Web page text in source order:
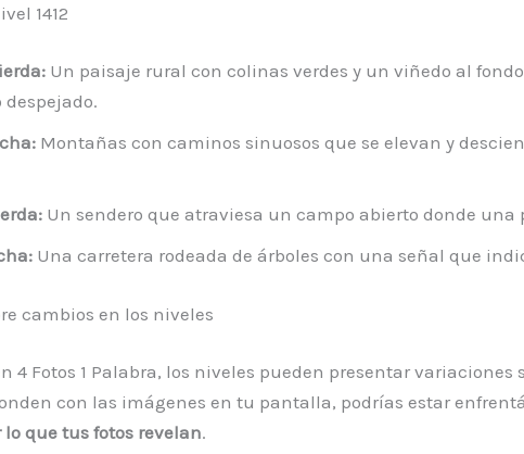
1412
Un paisaje rural con colinas verdes y un viñedo al
Montañas con caminos sinuosos que se elevan y
Un sendero que atraviesa un campo abierto donde
Una carretera rodeada de árboles con una señal que
cambios en los niveles
4 Fotos 1 Palabra, los niveles pueden presentar
con las imágenes en tu pantalla, podrías estar
que tus fotos revelan.